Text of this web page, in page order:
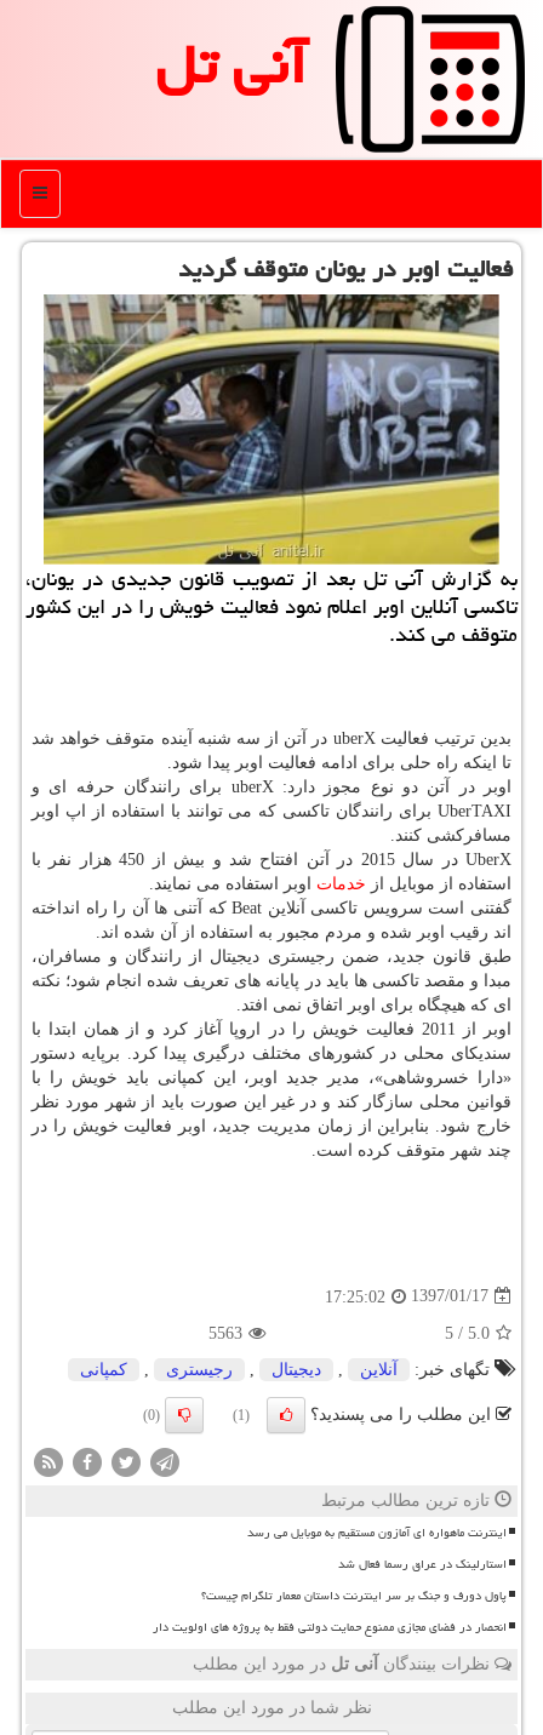
آنی تل
منو
فعالیت اوبر در یونان متوقف گردید
به گزارش آنی تل بعد از تصویب قانون جدیدی در یونان،
تاكسی آنلاین اوبر اعلام نمود فعالیت خویش را در این كشور
متوقف می كند.
بدین ترتیب فعالیت uberX در آتن از سه شنبه آینده متوقف خواهد شد
تا اینكه راه حلی برای ادامه فعالیت اوبر پیدا شود.
اوبر در آتن دو نوع مجوز دارد: uberX برای رانندگان حرفه ای و
UberTAXI برای رانندگان تاكسی كه می توانند با استفاده از اپ اوبر
مسافركشی كنند.
UberX در سال 2015 در آتن افتتاح شد و بیش از 450 هزار نفر با
استفاده از موبایل از خدمات اوبر استفاده می نمایند.
گفتنی است سرویس تاكسی آنلاین Beat كه آتنی ها آن را راه انداخته
اند رقیب اوبر شده و مردم مجبور به استفاده از آن شده اند.
طبق قانون جدید، ضمن رجیستری دیجیتال از رانندگان و مسافران،
مبدا و مقصد تاكسی ها باید در پایانه های تعریف شده انجام شود؛ نكته
ای كه هیچگاه برای اوبر اتفاق نمی افتد.
اوبر از 2011 فعالیت خویش را در اروپا آغاز كرد و از همان ابتدا با
سندیكای محلی در كشورهای مختلف درگیری پیدا كرد. برپایه دستور
«دارا خسروشاهی»، مدیر جدید اوبر، این كمپانی باید خویش را با
قوانین محلی سازگار كند و در غیر این صورت باید از شهر مورد نظر
خارج شود. بنابراین از زمان مدیریت جدید، اوبر فعالیت خویش را در
چند شهر متوقف كرده است.
1397/01/17
17:25:02
5.0
/
5
5563
تگهای خبر:
آنلاین , دیجیتال , رجیستری , كمپانی
این مطلب را می پسندید؟ (1)
(0)
تازه ترین مطالب مرتبط
اینترنت ماهواره ای آمازون مستقیم به موبایل می رسد
استارلینک در عراق رسما فعال شد
پاول دورف و جنگ بر سر اینترنت داستان معمار تلگرام چیست؟
انحصار در فضای مجازی ممنوع حمایت دولتی فقط به پروژه های اولویت دار
نظرات بینندگان آنی تل در مورد این مطلب
نظر شما در مورد این مطلب